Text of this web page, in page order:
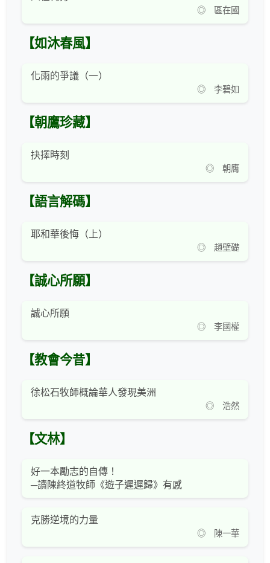
◎ 區在國
【如沐春風】
化雨的爭議（一）
◎ 李碧如
【朝鷹珍藏】
抉擇時刻
◎ 朝膺
【語言解碼】
耶和華後悔（上）
◎ 趙壁礎
【誠心所願】
誠心所願
◎ 李國權
【教會今昔】
徐松石牧師概論華人發現美洲
◎ 浩然
【文林】
好一本勵志的自傳！
─讀陳終道牧師《遊子遲遲歸》有感
克勝逆境的力量
◎ 陳一華